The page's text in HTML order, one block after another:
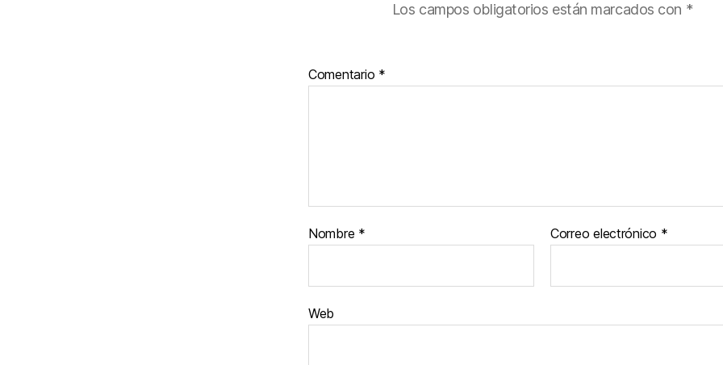
Los campos obligatorios están marcados con *
Comentario *
Nombre * Correo electrónico *
Web